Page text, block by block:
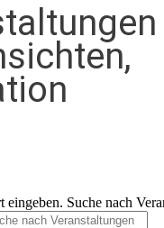
Suche nach